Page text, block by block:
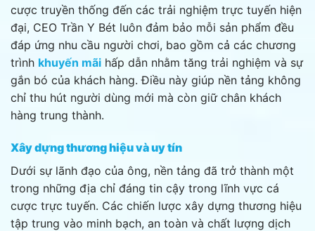
cược truyền thống đến các trải nghiệm trực tuyến hiện
đại, CEO Trần Y Bét luôn đảm bảo mỗi sản phẩm đều
đáp ứng nhu cầu người chơi, bao gồm cả các chương
trình khuyến mãi hấp dẫn nhằm tăng trải nghiệm và sự
gắn bó của khách hàng. Điều này giúp nền tảng không
chỉ thu hút người dùng mới mà còn giữ chân khách
hàng trung thành.
Xây dựng thương hiệu và uy tín
Dưới sự lãnh đạo của ông, nền tảng đã trở thành một
trong những địa chỉ đáng tin cậy trong lĩnh vực cá
cược trực tuyến. Các chiến lược xây dựng thương hiệu
tập trung vào minh bạch, an toàn và chất lượng dịch